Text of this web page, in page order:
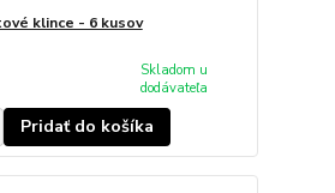
klince - 6 kusov
Skladom u
dodávateľa
Pridať do košíka